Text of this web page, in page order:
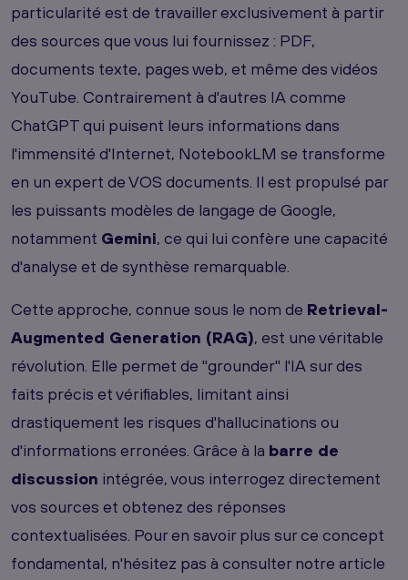
particularité est de travailler exclusivement à partir
des sources que vous lui fournissez : PDF,
documents texte, pages web, et même des vidéos
YouTube. Contrairement à d'autres IA comme
ChatGPT qui puisent leurs informations dans
l'immensité d'Internet, NotebookLM se transforme
en un expert de VOS documents. Il est propulsé par
les puissants modèles de langage de Google,
notamment Gemini, ce qui lui confère une capacité
d'analyse et de synthèse remarquable.
Cette approche, connue sous le nom de Retrieval-
Augmented Generation (RAG), est une véritable
révolution. Elle permet de "grounder" l'IA sur des
faits précis et vérifiables, limitant ainsi
drastiquement les risques d'hallucinations ou
d'informations erronées. Grâce à la barre de
discussion intégrée, vous interrogez directement
vos sources et obtenez des réponses
contextualisées. Pour en savoir plus sur ce concept
fondamental, n'hésitez pas à consulter notre article